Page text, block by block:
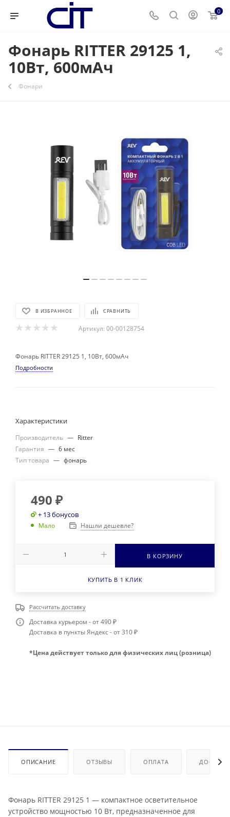
0
Фонарь RITTER 29125 1,
10Вт, 600мАч
Фонари
В ИЗБРАННОЕ СРАВНИТЬ
Артикул: 00-00128754
Фонарь RITTER 29125 1, 10Вт, 600мАч
Подробности
Характеристики
Производитель — Ritter
Гарантия — 6 мес
Тип товара — фонарь
490 ₽
+ 13 бонусов
Мало Нашли дешевле?
В КОРЗИНУ
КУПИТЬ В 1 КЛИК
Рассчитать доставку
Доставка курьером - от 490 ₽
Доставка в пункты Яндекс - от 310 ₽
*Цена действует только для физических лиц (розница)
ОПИСАНИЕ ОТЗЫВЫ ОПЛАТА
Фонарь RITTER 29125 1 — компактное осветительное
устройство мощностью 10 Вт, предназначенное для